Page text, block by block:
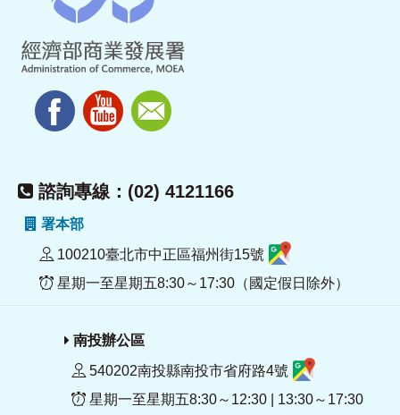
諮詢專線：(02) 4121166
署本部
100210臺北市中正區福州街15號
星期一至星期五8:30～17:30（國定假日除外）
南投辦公區
540202南投縣南投市省府路4號
星期一至星期五8:30～12:30 | 13:30～17:30